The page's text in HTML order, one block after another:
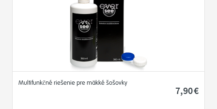
Multifunkčné riešenie pre mäkké šošovky
7,90€